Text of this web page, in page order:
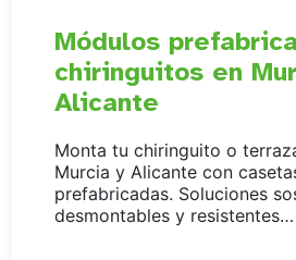
Módulos
chiringuitos en
Alicante
Monta tu chiringuito o
Murcia y Alicante con
prefabricadas. Soluciones
desmontables y resistentes…